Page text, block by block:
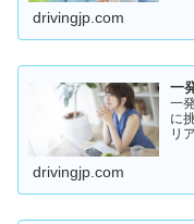
drivingjp.com
一
一
に
リ
drivingjp.com